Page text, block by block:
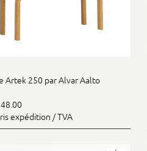
Artek 250 par Alvar Aalto
expédition / TVA